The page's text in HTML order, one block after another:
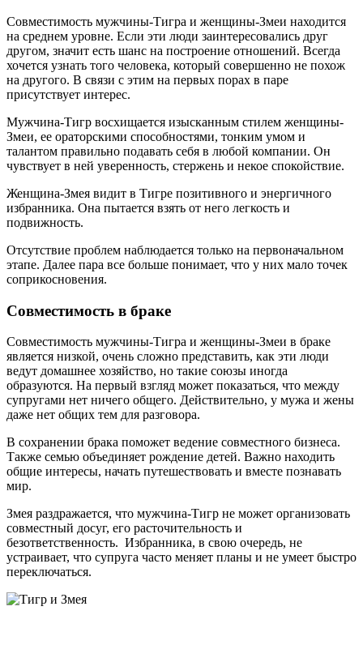
Совместимость мужчины-Тигра и женщины-Змеи находится
на среднем уровне. Если эти люди заинтересовались друг
другом, значит есть шанс на построение отношений. Всегда
хочется узнать того человека, который совершенно не похож
на другого. В связи с этим на первых порах в паре
присутствует интерес.
Мужчина-Тигр восхищается изысканным стилем женщины-
Змеи, ее ораторскими способностями, тонким умом и
талантом правильно подавать себя в любой компании. Он
чувствует в ней уверенность, стержень и некое спокойствие.
Женщина-Змея видит в Тигре позитивного и энергичного
избранника. Она пытается взять от него легкость и
подвижность.
Отсутствие проблем наблюдается только на первоначальном
этапе. Далее пара все больше понимает, что у них мало точек
соприкосновения.
Совместимость в браке
Совместимость мужчины-Тигра и женщины-Змеи в браке
является низкой, очень сложно представить, как эти люди
ведут домашнее хозяйство, но такие союзы иногда
образуются. На первый взгляд может показаться, что между
супругами нет ничего общего. Действительно, у мужа и жены
даже нет общих тем для разговора.
В сохранении брака поможет ведение совместного бизнеса.
Также семью объединяет рождение детей. Важно находить
общие интересы, начать путешествовать и вместе познавать
мир.
Змея раздражается, что мужчина-Тигр не может организовать
совместный досуг, его расточительность и
безответственность. Избранника, в свою очередь, не
устраивает, что супруга часто меняет планы и не умеет быстро
переключаться.